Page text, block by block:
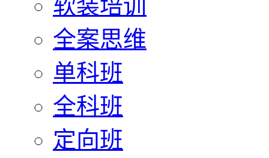
软装培训
全案思维
单科班
全科班
定向班